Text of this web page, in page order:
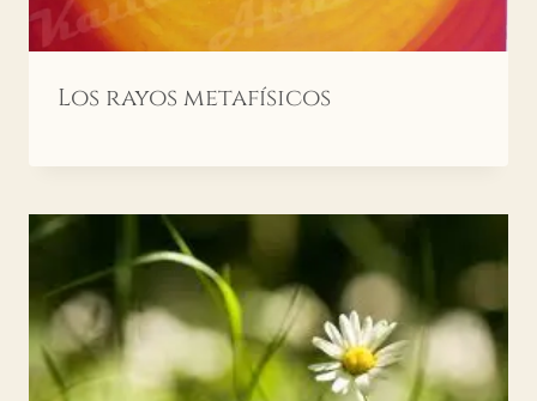
Los rayos metafísicos